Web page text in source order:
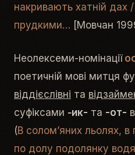
накривають хатній дах
прудкими… [Мовчан
Неолексеми-номінації
поетичній мові митця
віддієслівні та
суфіксами ‑ик- та -от-
(В солом’яних льолях,
по долу подолянку